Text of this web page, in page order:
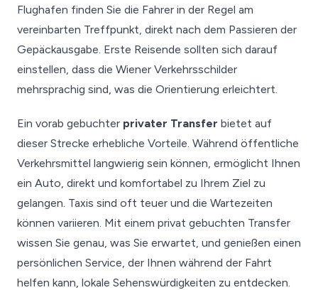
Flughafen finden Sie die Fahrer in der Regel am
vereinbarten Treffpunkt, direkt nach dem Passieren der
Gepäckausgabe. Erste Reisende sollten sich darauf
einstellen, dass die Wiener Verkehrsschilder
mehrsprachig sind, was die Orientierung erleichtert.
Ein vorab gebuchter privater Transfer bietet auf
dieser Strecke erhebliche Vorteile. Während öffentliche
Verkehrsmittel langwierig sein können, ermöglicht Ihnen
ein Auto, direkt und komfortabel zu Ihrem Ziel zu
gelangen. Taxis sind oft teuer und die Wartezeiten
können variieren. Mit einem privat gebuchten Transfer
wissen Sie genau, was Sie erwartet, und genießen einen
persönlichen Service, der Ihnen während der Fahrt
helfen kann, lokale Sehenswürdigkeiten zu entdecken.